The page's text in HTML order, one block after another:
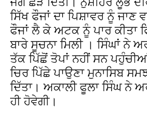
ਸਿੱਖ ਫੌਜਾਂ ਦਾ ਪਿਸ਼ਾਵਰ ਨੂੰ
ਫੌਜਾਂ ਲੈ ਕੇ ਅਟਕ ਨੂੰ ਪਾਰ ਕੀਤਾ
ਬਾਰੇ ਸੂਚਨਾ ਮਿਲੀ । ਸਿੰਘਾਂ ਨੇ
ਤੱਕ ਪਿੱਛੋਂ ਤੋਪਾਂ ਨਹੀਂ ਸਨ
ਚਿਰ ਪਿੱਛੇ ਪਾਉਣਾ ਮੁਨਾਸਿਬ
ਦਿੱਤਾ। ਅਕਾਲੀ ਫੂਲਾ ਸਿੰਘ ਨੇ
ਹੀ ਹੋਵੇਗੀ।